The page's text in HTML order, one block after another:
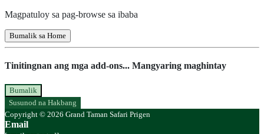
Magpatuloy sa pag-browse sa ibaba
Bumalik sa Home
Tinitingnan ang mga add-ons... Mangyaring maghintay
Bumalik
Susunod na Hakbang
Copyright © 2026 Grand Taman Safari Prigen
Email